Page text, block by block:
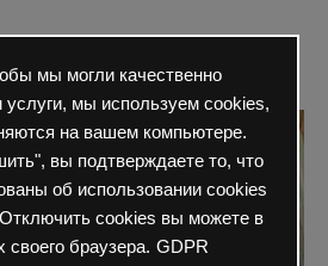
мы могли качественно
услуги, мы используем cookies,
на вашем компьютере.
вы подтверждаете то, что
об использовании cookies
cookies вы можете в
своего браузера. GDPR
0
122 просмотров